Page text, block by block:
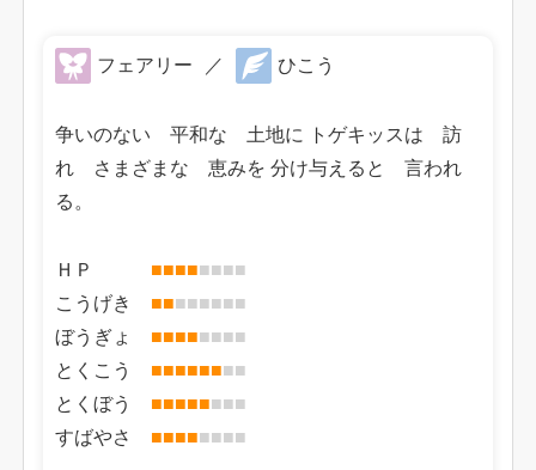
フェアリー ／ ひこう
争いのない 平和な 土地に トゲキッスは 訪
れ さまざまな 恵みを 分け与えると 言われ
る。
ＨＰ ■■■■■■■■
こうげき ■■■■■■■■
ぼうぎょ ■■■■■■■■
とくこう ■■■■■■■■
とくぼう ■■■■■■■■
すばやさ ■■■■■■■■